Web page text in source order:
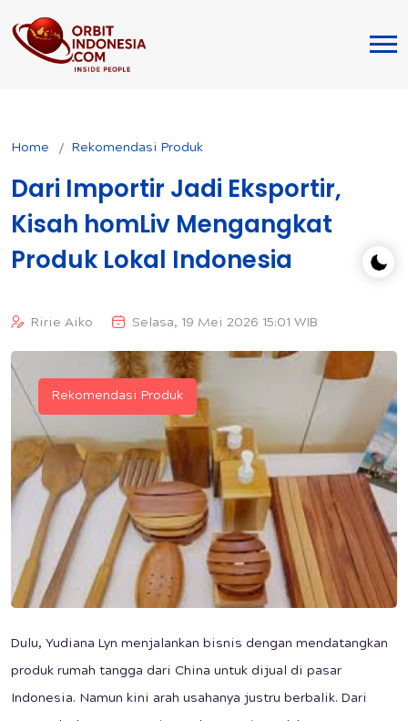
Home Rekomendasi Produk
Dari Importir Jadi Eksportir,
Kisah homLiv Mengangkat
Produk Lokal Indonesia
Ririe Aiko Selasa, 19 Mei 2026 15:01 WIB
Rekomendasi Produk
Dulu, Yudiana Lyn menjalankan bisnis dengan mendatangkan
produk rumah tangga dari China untuk dijual di pasar
Indonesia. Namun kini arah usahanya justru berbalik. Dari